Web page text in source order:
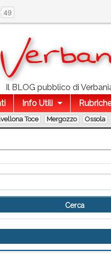
49
Il BLOG pubblico di
Info Utili
Toce Mergozzo Ossola